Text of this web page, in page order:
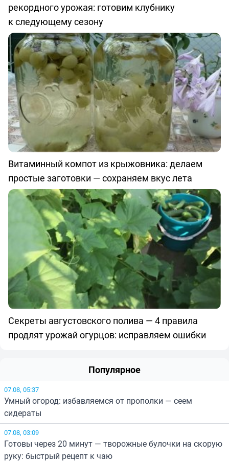
рекордного урожая: готовим клубнику
к следующему сезону
Витаминный компот из крыжовника: делаем
простые заготовки — сохраняем вкус лета
Секреты августовского полива — 4 правила
продлят урожай огурцов: исправляем ошибки
Популярное
07.08, 05:37
Умный огород: избавляемся от прополки — сеем
сидераты
07.08, 03:09
Готовы через 20 минут — творожные булочки на скорую
руку: быстрый рецепт к чаю